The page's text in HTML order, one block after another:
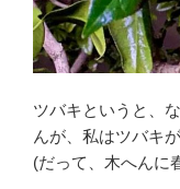
ツバキというと、
んが、私はツバキ
(だって、木へんに